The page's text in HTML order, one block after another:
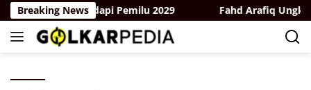
Skip
to
content
Breaking News
Bergerak Hadapi Pemilu 2029 Fahd Arafiq Ungkap